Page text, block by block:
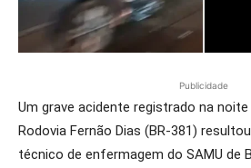
Publicidade
Um grave acidente registrado na
Rodovia Fernão Dias (BR-381)
técnico de enfermagem do SAMU de